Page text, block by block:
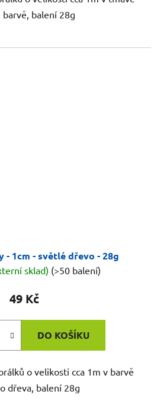
barvě, balení 28g
- 1cm - světlé dřevo - 28g
sklad) (>50 balení)
49 Kč
DO KOŠÍKU
o velikosti cca 1m v barvě
dřeva, balení 28g